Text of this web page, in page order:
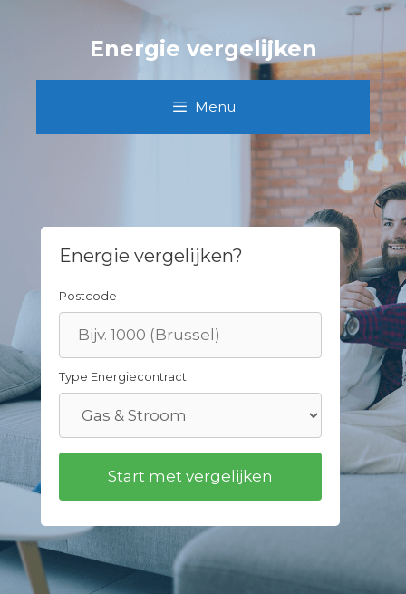
Energie vergelijken
Menu
Energie vergelijken?
Postcode
Type Energiecontract